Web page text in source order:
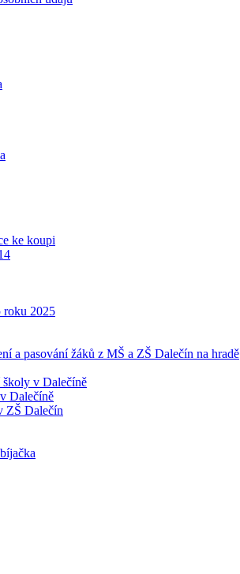
ke koupi
roku 2025
a pasování žáků z MŠ a ZŠ Dalečín na hradě
v Dalečíně
Dalečíně
ZŠ Dalečín